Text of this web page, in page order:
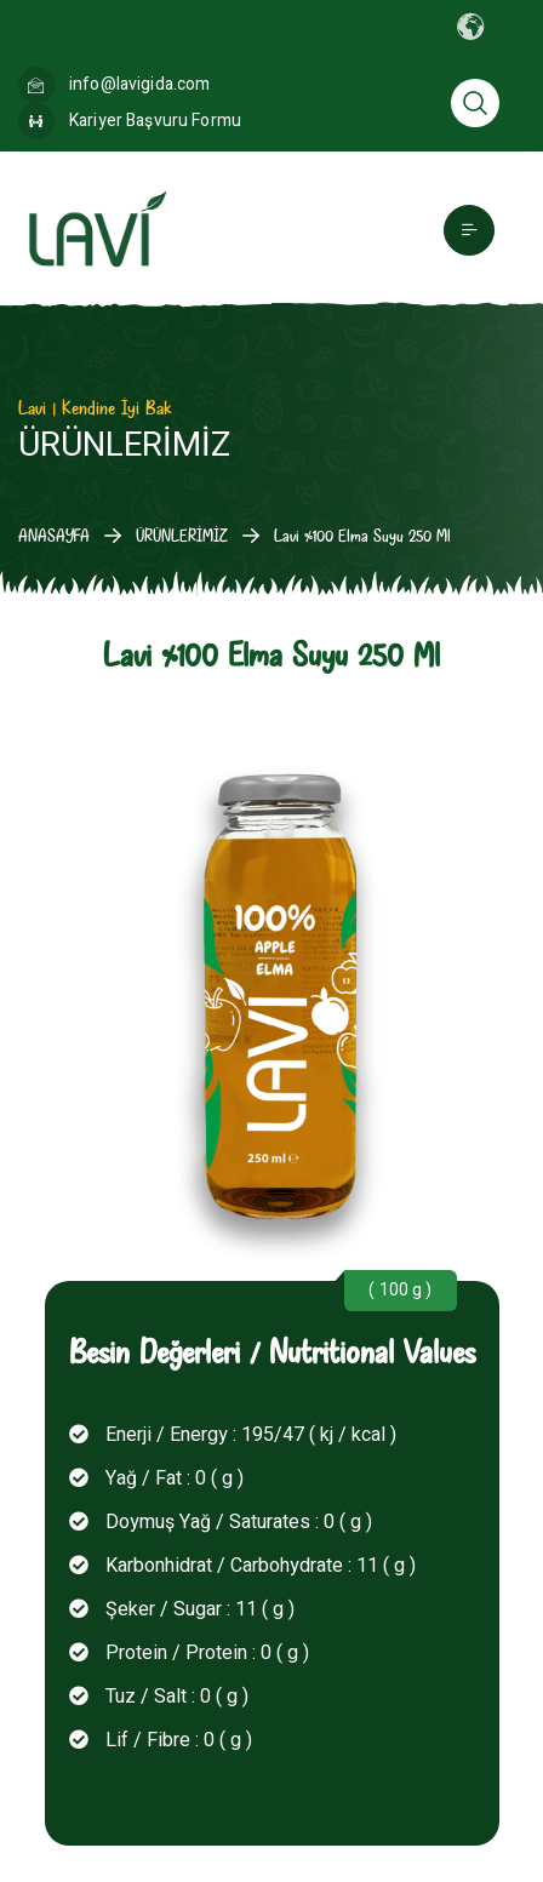
info@lavigida.com
Kariyer Başvuru Formu
Lavi | Kendine İyi Bak
ÜRÜNLERİMİZ
ANASAYFA ÜRÜNLERİMİZ Lavi %100 Elma Suyu 250 Ml
Lavi %100 Elma Suyu 250 Ml
( 100 g )
Besin Değerleri / Nutritional Values
Enerji / Energy : 195/47 ( kj / kcal )
Yağ / Fat : 0 ( g )
Doymuş Yağ / Saturates : 0 ( g )
Karbonhidrat / Carbohydrate : 11 ( g )
Şeker / Sugar : 11 ( g )
Protein / Protein : 0 ( g )
Tuz / Salt : 0 ( g )
Lif / Fibre : 0 ( g )